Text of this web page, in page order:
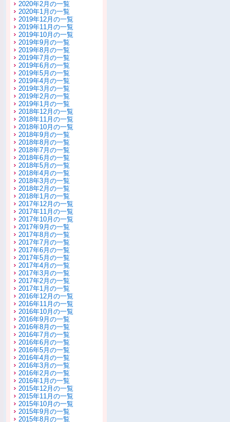
2020年2月の一覧
2020年1月の一覧
2019年12月の一覧
2019年11月の一覧
2019年10月の一覧
2019年9月の一覧
2019年8月の一覧
2019年7月の一覧
2019年6月の一覧
2019年5月の一覧
2019年4月の一覧
2019年3月の一覧
2019年2月の一覧
2019年1月の一覧
2018年12月の一覧
2018年11月の一覧
2018年10月の一覧
2018年9月の一覧
2018年8月の一覧
2018年7月の一覧
2018年6月の一覧
2018年5月の一覧
2018年4月の一覧
2018年3月の一覧
2018年2月の一覧
2018年1月の一覧
2017年12月の一覧
2017年11月の一覧
2017年10月の一覧
2017年9月の一覧
2017年8月の一覧
2017年7月の一覧
2017年6月の一覧
2017年5月の一覧
2017年4月の一覧
2017年3月の一覧
2017年2月の一覧
2017年1月の一覧
2016年12月の一覧
2016年11月の一覧
2016年10月の一覧
2016年9月の一覧
2016年8月の一覧
2016年7月の一覧
2016年6月の一覧
2016年5月の一覧
2016年4月の一覧
2016年3月の一覧
2016年2月の一覧
2016年1月の一覧
2015年12月の一覧
2015年11月の一覧
2015年10月の一覧
2015年9月の一覧
2015年8月の一覧